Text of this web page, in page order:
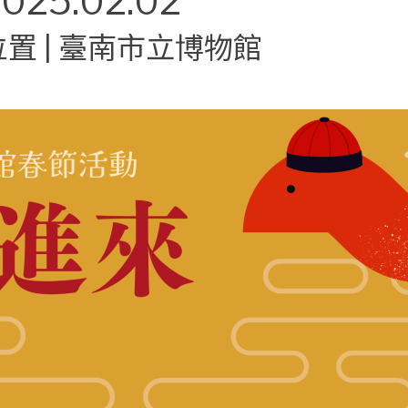
置 | 臺南市立博物館